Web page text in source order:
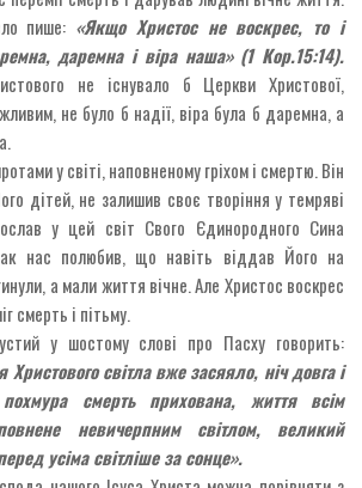
пише: «Якщо Христос не воскрес, то і
даремна і віра наша» (1 Кор.15:14).
не існувало б Церкви Христової,
не було б надії, віра була б даремна, а
у світі, наповненому гріхом і смертю. Він
дітей, не залишив своє творіння у темряві
у цей світ Свого Єдинородного Сина
нас полюбив, що навіть віддав Його на
а мали життя вічне. Але Христос воскрес
смерть і пітьму.
у шостому слові про Пасху говорить:
світла вже засяяло, ніч довга і
смерть прихована, життя всім
невичерпним світлом, великий
усіма світліше за сонце».